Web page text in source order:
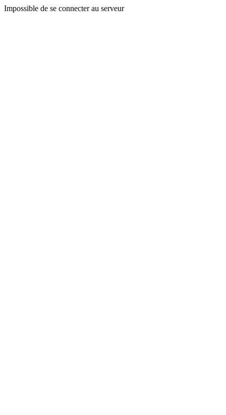
Impossible de se connecter au serveur